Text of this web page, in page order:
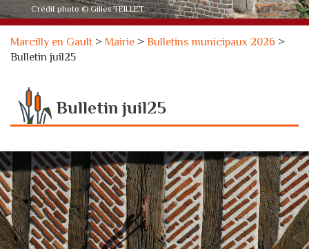
Crédit photo © Gilles TEILLET
Marcilly en Gault > Mairie >Bulletins municipaux 2026 >
Bulletin juil25
Bulletin juil25